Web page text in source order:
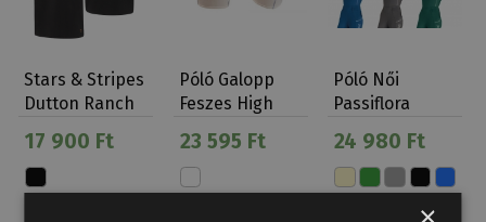
Stars & Stripes
Dutton Ranch
17 900 Ft
Póló Galopp
Feszes High
23 595 Ft
Póló Női
Passiflora
24 980 Ft